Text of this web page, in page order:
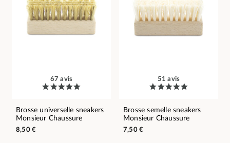
67 avis
Brosse universelle sneakers
Monsieur Chaussure
8,50 €
51 avis
Brosse semelle sneakers
Monsieur Chaussure
7,50 €